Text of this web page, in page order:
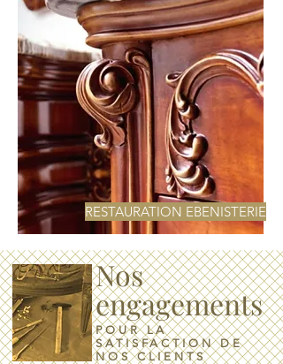
RESTAURATION EBENISTERIE
Nos
engagements
POUR LA
SATISFACTION DE
NOS CLIENTS